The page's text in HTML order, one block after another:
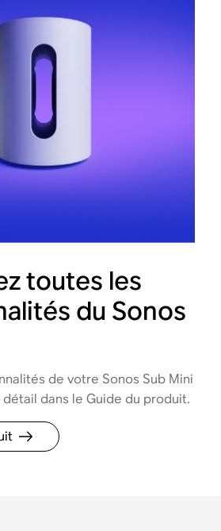
toutes les
du Sonos
de votre Sonos Sub Mini
dans le Guide du produit.